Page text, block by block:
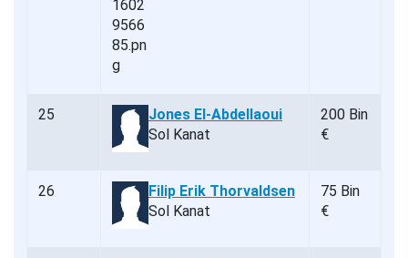
25
Jones El-Abdellaoui
Sol Kanat
200 Bin
€
26
Filip Erik Thorvaldsen
Sol Kanat
75 Bin
€